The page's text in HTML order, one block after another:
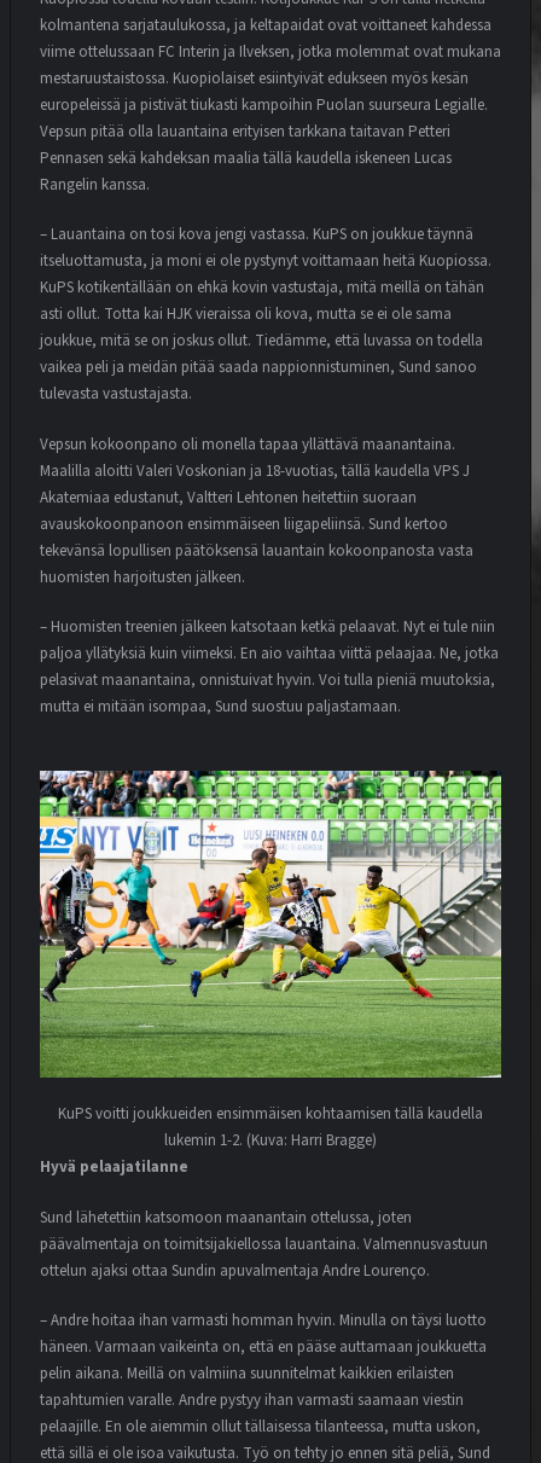
kolmantena sarjataulukossa, ja keltapaidat ovat voittaneet kahdessa
viime ottelussaan FC Interin ja Ilveksen, jotka molemmat ovat mukana
mestaruustaistossa. Kuopiolaiset esiintyivät edukseen myös kesän
europeleissä ja pistivät tiukasti kampoihin Puolan suurseura Legialle.
Vepsun pitää olla lauantaina erityisen tarkkana taitavan Petteri
Pennasen sekä kahdeksan maalia tällä kaudella iskeneen Lucas
Rangelin kanssa.
– Lauantaina on tosi kova jengi vastassa. KuPS on joukkue täynnä
itseluottamusta, ja moni ei ole pystynyt voittamaan heitä Kuopiossa.
KuPS kotikentällään on ehkä kovin vastustaja, mitä meillä on tähän
asti ollut. Totta kai HJK vieraissa oli kova, mutta se ei ole sama
joukkue, mitä se on joskus ollut. Tiedämme, että luvassa on todella
vaikea peli ja meidän pitää saada nappionnistuminen, Sund sanoo
tulevasta vastustajasta.
Vepsun kokoonpano oli monella tapaa yllättävä maanantaina.
Maalilla aloitti Valeri Voskonian ja 18-vuotias, tällä kaudella VPS J
Akatemiaa edustanut, Valtteri Lehtonen heitettiin suoraan
avauskokoonpanoon ensimmäiseen liigapeliinsä. Sund kertoo
tekevänsä lopullisen päätöksensä lauantain kokoonpanosta vasta
huomisten harjoitusten jälkeen.
– Huomisten treenien jälkeen katsotaan ketkä pelaavat. Nyt ei tule niin
paljoa yllätyksiä kuin viimeksi. En aio vaihtaa viittä pelaajaa. Ne, jotka
pelasivat maanantaina, onnistuivat hyvin. Voi tulla pieniä muutoksia,
mutta ei mitään isompaa, Sund suostuu paljastamaan.
KuPS voitti joukkueiden ensimmäisen kohtaamisen tällä kaudella
lukemin 1-2. (Kuva: Harri Bragge)
Hyvä pelaajatilanne
Sund lähetettiin katsomoon maanantain ottelussa, joten
päävalmentaja on toimitsijakiellossa lauantaina. Valmennusvastuun
ottelun ajaksi ottaa Sundin apuvalmentaja Andre Lourenço.
– Andre hoitaa ihan varmasti homman hyvin. Minulla on täysi luotto
häneen. Varmaan vaikeinta on, että en pääse auttamaan joukkuetta
pelin aikana. Meillä on valmiina suunnitelmat kaikkien erilaisten
tapahtumien varalle. Andre pystyy ihan varmasti saamaan viestin
pelaajille. En ole aiemmin ollut tällaisessa tilanteessa, mutta uskon,
että sillä ei ole isoa vaikutusta. Työ on tehty jo ennen sitä peliä, Sund